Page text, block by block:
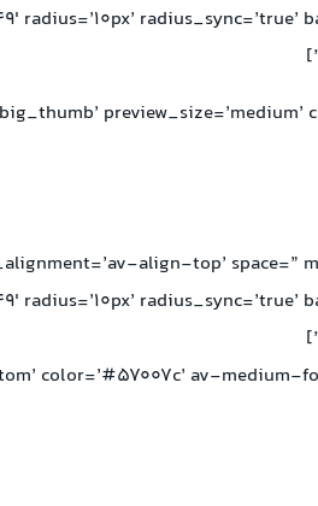
radius=’10px’
align-top’
radius=’10px’